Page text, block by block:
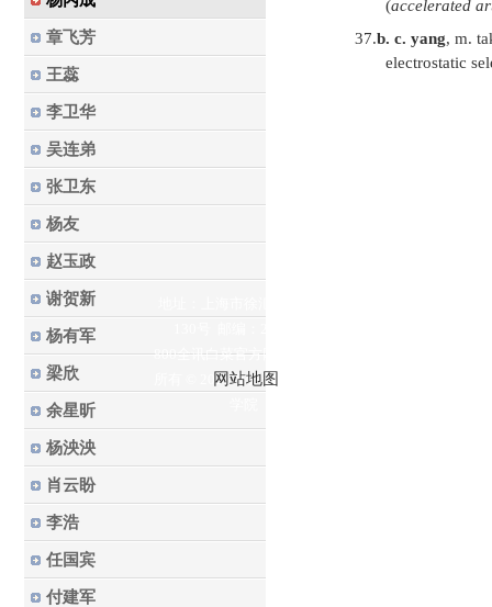
章飞芳
王蕊
李卫华
吴连弟
张卫东
杨友
赵玉政
谢贺新
杨有军
梁欣
余星昕
杨泱泱
肖云盼
李浩
任国宾
付建军
(accelerated
37.b. c. yang, m.
electrostatic
800全讯白菜官方网站的版权
所有 © 2023 华东理工大学药
网站地图